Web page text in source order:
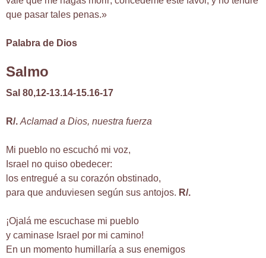
que pasar tales penas.»
Palabra de Dios
Salmo
Sal 80,12-13.14-15.16-17
R/. Aclamad a Dios, nuestra fuerza
Mi pueblo no escuchó mi voz,
Israel no quiso obedecer:
los entregué a su corazón obstinado,
para que anduviesen según sus antojos. R/.
¡Ojalá me escuchase mi pueblo
y caminase Israel por mi camino!
En un momento humillaría a sus enemigos